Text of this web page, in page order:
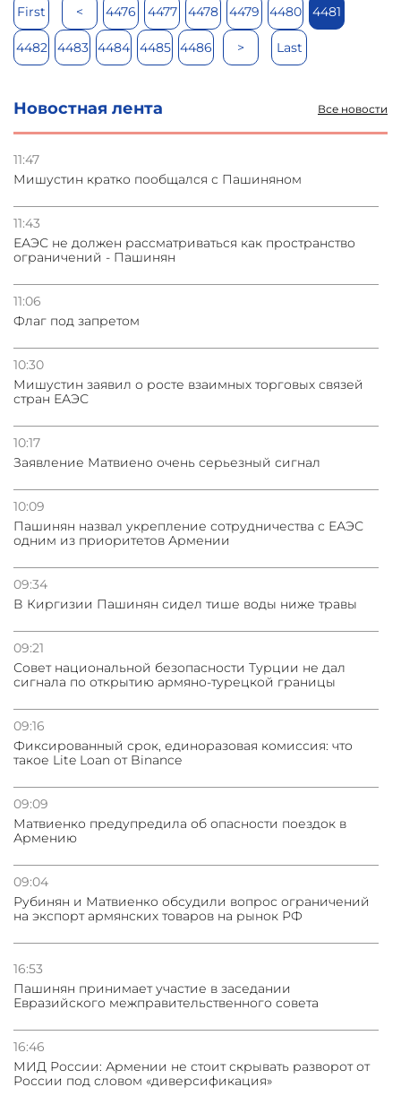
First < 4476 4477 4478 4479 4480 4481
4482 4483 4484 4485 4486 > Last
Новостная лента Все новости
11:47
Мишустин кратко пообщался с Пашиняном
11:43
ЕАЭС не должен рассматриваться как пространство
ограничений - Пашинян
11:06
Флаг под запретом
10:30
Мишустин заявил о росте взаимных торговых связей
стран ЕАЭС
10:17
Заявление Матвиено очень серьезный сигнал
10:09
Пашинян назвал укрепление сотрудничества с ЕАЭС
одним из приоритетов Армении
09:34
В Киргизии Пашинян сидел тише воды ниже травы
09:21
Совет национальной безопасности Турции не дал
сигнала по открытию армяно-турецкой границы
09:16
Фиксированный срок, единоразовая комиссия: что
такое Lite Loan от Binance
09:09
Матвиенко предупредила об опасности поездок в
Армению
09:04
Рубинян и Матвиенко обсудили вопрос ограничений
на экспорт армянских товаров на рынок РФ
16:53
Пашинян принимает участие в заседании
Евразийского межправительственного совета
16:46
МИД России: Армении не стоит скрывать разворот от
России под словом «диверсификация»